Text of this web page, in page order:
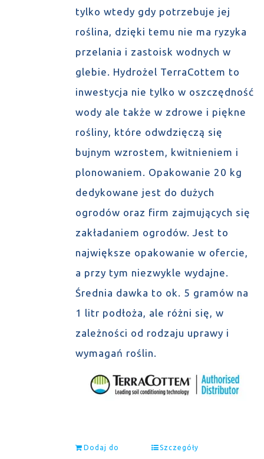
tylko wtedy gdy potrzebuje jej
roślina, dzięki temu nie ma ryzyka
przelania i zastoisk wodnych w
glebie. Hydrożel TerraCottem to
inwestycja nie tylko w oszczędność
wody ale także w zdrowe i piękne
rośliny, które odwdzięczą się
bujnym wzrostem, kwitnieniem i
plonowaniem. Opakowanie 20 kg
dedykowane jest do dużych
ogrodów oraz firm zajmujących się
zakładaniem ogrodów. Jest to
największe opakowanie w ofercie,
a przy tym niezwykle wydajne.
Średnia dawka to ok. 5 gramów na
1 litr podłoża, ale różni się, w
zależności od rodzaju uprawy i
wymagań roślin.
Dodaj do Szczegóły